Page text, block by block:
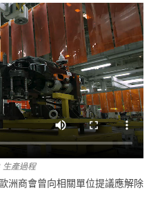
生產過程
洲商會曾向相關單位提議應解除